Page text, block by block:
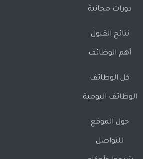
دورات مجانية
نتائج القبول
أهم الوظائف
كل الوظائف
الوظائف اليومية
حول الموقع
للتواصل